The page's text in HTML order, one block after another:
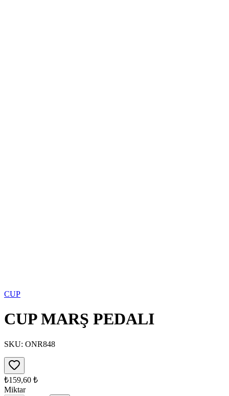
CUP
CUP MARŞ PEDALI
SKU: ONR848
₺159,60 ₺
Miktar